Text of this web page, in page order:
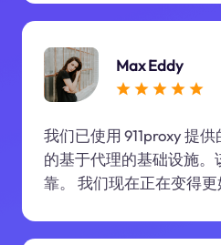
Max Eddy
我们已使用 911proxy 提
的基于代理的基础设施
靠。 我们现在正在变得更